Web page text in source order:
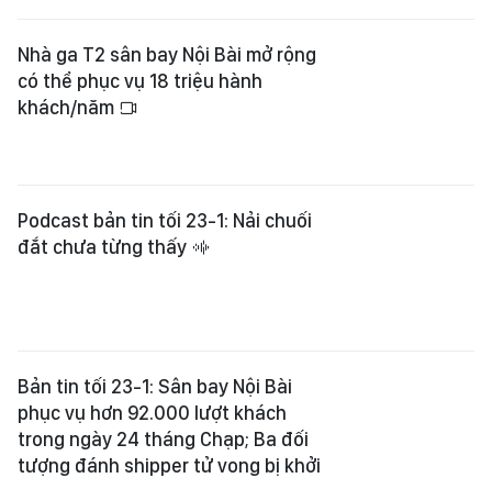
Nhà ga T2 sân bay Nội Bài mở rộng
có thể phục vụ 18 triệu hành
khách/năm
Podcast bản tin tối 23-1: Nải chuối
đắt chưa từng thấy
Bản tin tối 23-1: Sân bay Nội Bài
phục vụ hơn 92.000 lượt khách
trong ngày 24 tháng Chạp; Ba đối
tượng đánh shipper tử vong bị khởi